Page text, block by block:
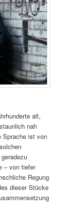
alt,
nah
Sprache ist von
– von tiefer
Regung
dieser Stücke